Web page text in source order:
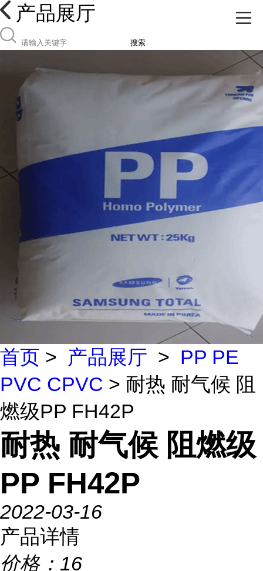
产品展厅
搜索
首页 > 产品展厅 > PP PE
PVC CPVC > 耐热 耐气候 阻
燃级PP FH42P
耐热 耐气候 阻燃级
PP FH42P
2022-03-16
产品详情
价格： 16